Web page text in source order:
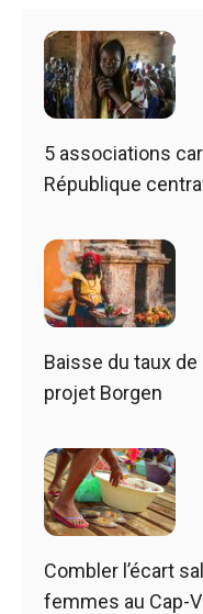
5 associations
République
Baisse du taux
projet Borgen
Combler l’écart
femmes au Cap-